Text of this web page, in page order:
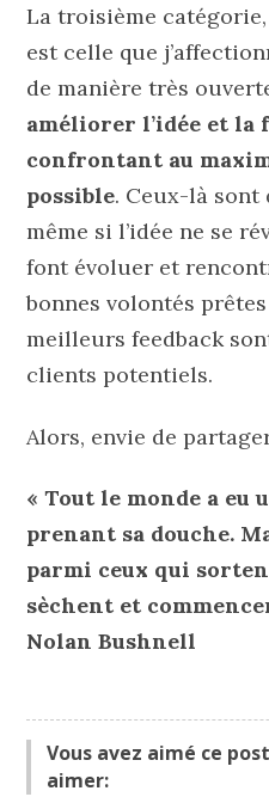
La troisième
est celle que
de manière très
améliorer l’idée et
confrontant au
possible. Ceux-là sont
même si l’idée ne se
font évoluer et
bonnes volontés
meilleurs feedback
clients potentiels.
Alors, envie de
« Tout le monde a eu
prenant sa douche.
parmi ceux qui
sèchent et
Nolan Bushnell
Vous avez aimé ce
aimer: